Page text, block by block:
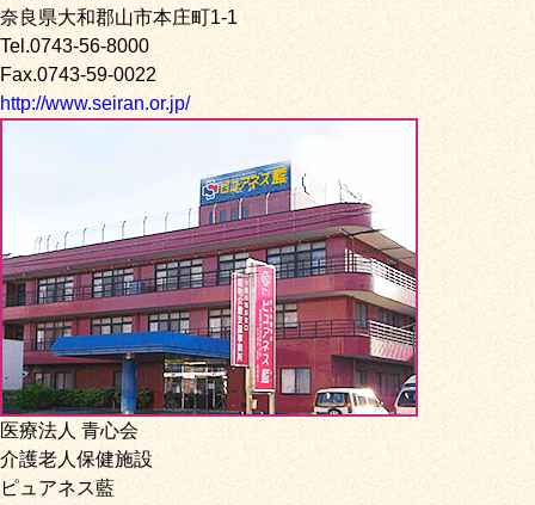
奈良県大和郡山市本庄町1-1
Tel.0743-56-8000
Fax.0743-59-0022
http://www.seiran.or.jp/
医療法人 青心会
介護老人保健施設
ピュアネス藍